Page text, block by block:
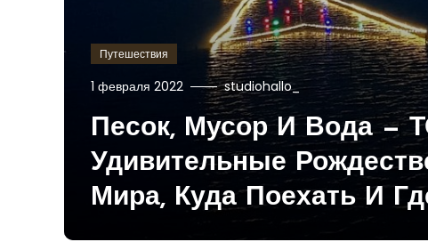
Путешествия
1 февраля 2022 studiohallo_
Песок, Мусор И Вода —
Удивительные
Мира, Куда Поехать И